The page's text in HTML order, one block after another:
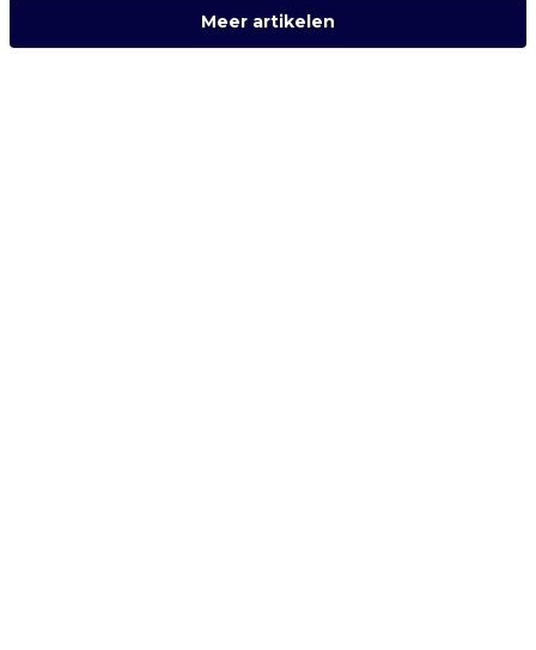
Meer artikelen